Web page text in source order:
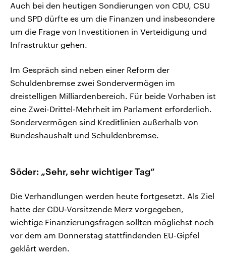
Auch bei den heutigen Sondierungen von CDU, CSU
und SPD dürfte es um die Finanzen und insbesondere
um die Frage von Investitionen in Verteidigung und
Infrastruktur gehen.
Im Gespräch sind neben einer Reform der
Schuldenbremse zwei Sondervermögen im
dreistelligen Milliardenbereich. Für beide Vorhaben ist
eine Zwei-Drittel-Mehrheit im Parlament erforderlich.
Sondervermögen sind Kreditlinien außerhalb von
Bundeshaushalt und Schuldenbremse.
Söder: „Sehr, sehr wichtiger Tag“
Die Verhandlungen werden heute fortgesetzt. Als Ziel
hatte der CDU-Vorsitzende Merz vorgegeben,
wichtige Finanzierungsfragen sollten möglichst noch
vor dem am Donnerstag stattfindenden EU-Gipfel
geklärt werden.